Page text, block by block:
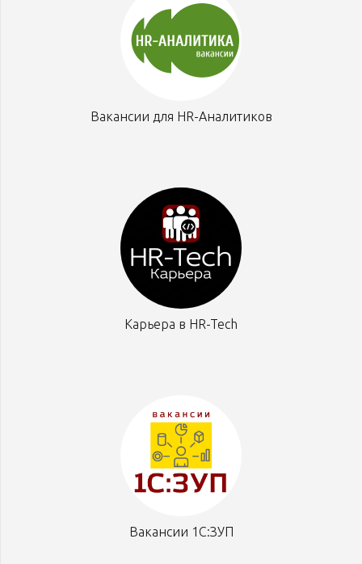
Вакансии для HR-Аналитиков
Карьера в HR-Tech
Вакансии 1С:ЗУП